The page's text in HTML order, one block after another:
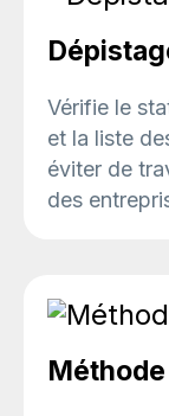
Vérifie le
et la liste
éviter de
des